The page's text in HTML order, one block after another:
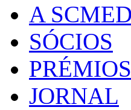
A SCMED
SÓCIOS
JORNAL